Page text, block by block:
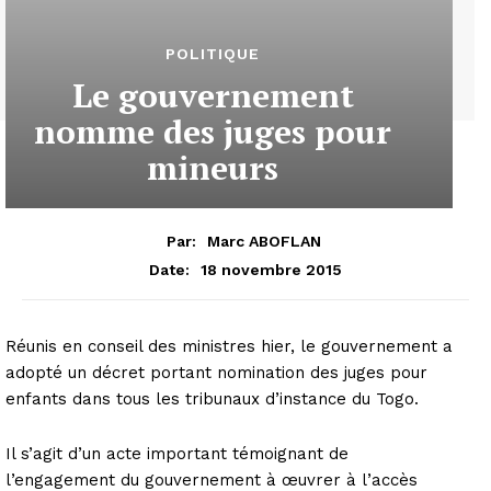
POLITIQUE
Le gouvernement
nomme des juges pour
mineurs
Par:
Marc ABOFLAN
Date:
18 novembre 2015
Réunis en conseil des ministres hier, le gouvernement a
adopté un décret portant nomination des juges pour
enfants dans tous les tribunaux d’instance du Togo.
Il s’agit d’un acte important témoignant de
l’engagement du gouvernement à œuvrer à l’accès